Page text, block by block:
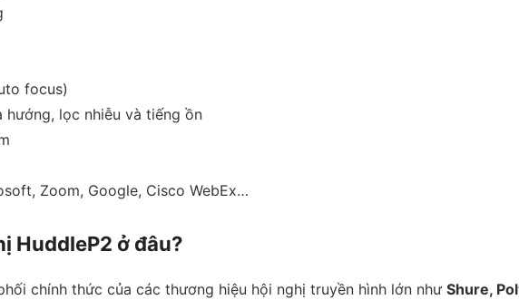
focus)
hướng, lọc nhiễu và tiếng ồn
Zoom, Google, Cisco WebEx…
HuddleP2 ở đâu?
chính thức của các thương hiệu hội nghị truyền hình lớn như Shure,